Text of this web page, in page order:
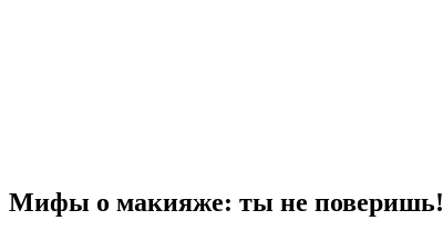
Мифы о макияже: ты не поверишь!